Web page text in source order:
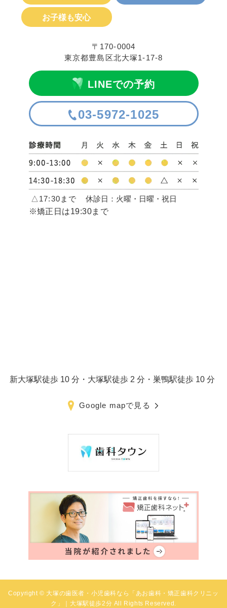
お子様も安心
〒170-0004
東京都豊島区北大塚1-17-8
LINEでの予約
03-5972-1025
△17:30まで
休診日：火曜・日曜・祝日
※矯正日は19:30まで
新大塚駅徒歩 10 分・大塚駅徒歩 2 分・巣鴨駅徒歩 10 分
Google mapで見る
Copyright © 大塚の歯医者・小児歯科なら「あお歯科・矯正歯科クリニッ
ク」｜大塚駅徒歩2分 All Rights Reserved.